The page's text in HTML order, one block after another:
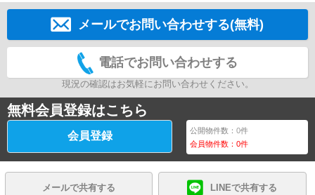
メールでお問い合わせする(無料)
電話でお問い合わせする
現況の確認はお気軽にお問い合わせください。
無料会員登録はこちら
会員登録 公開物件数：0件
会員物件数：0件
メールで共有する LINEで共有する